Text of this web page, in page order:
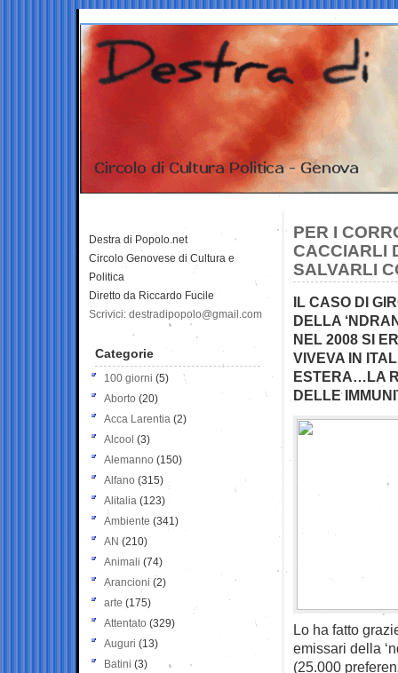
PER I
CACCIARLI
SALVARLI
IL CASO DI
DELLA
NEL 2008 SI
VIVEVA IN
ESTERA…LA
DELLE
Lo ha fatto
emissari della
(25.000
Destra di Popolo.net
Circolo Genovese di Cultura e
Politica
Diretto da Riccardo Fucile
Scrivici: destradipopolo@gmail.com
Categorie
100 giorni (5)
Aborto (20)
Acca Larentia (2)
Alcool (3)
Alemanno (150)
Alfano (315)
Alitalia (123)
Ambiente (341)
AN (210)
Animali (74)
Arancioni (2)
arte (175)
Attentato (329)
Auguri (13)
Batini (3)